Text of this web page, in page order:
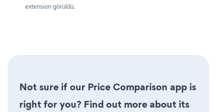
extension görüldü.
Not sure if our Price Comparison app is
right for you? Find out more about its